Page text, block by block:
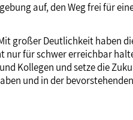
auf, den Weg frei für
großer Deutlichkeit haben
für schwer erreichbar
Kollegen und setze die
und in der